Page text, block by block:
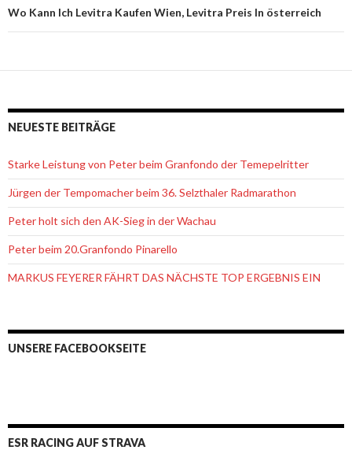
Wo Kann Ich Levitra Kaufen Wien, Levitra Preis In österreich
NEUESTE BEITRÄGE
Starke Leistung von Peter beim Granfondo der Temepelritter
Jürgen der Tempomacher beim 36. Selzthaler Radmarathon
Peter holt sich den AK-Sieg in der Wachau
Peter beim 20.Granfondo Pinarello
MARKUS FEYERER FÄHRT DAS NÄCHSTE TOP ERGEBNIS EIN
UNSERE FACEBOOKSEITE
ESR RACING AUF STRAVA